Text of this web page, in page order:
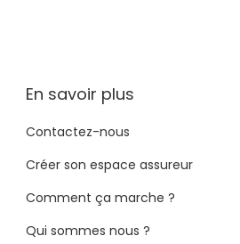
En savoir plus
Contactez-nous
Créer son espace assureur
Comment ça marche ?
Qui sommes nous ?